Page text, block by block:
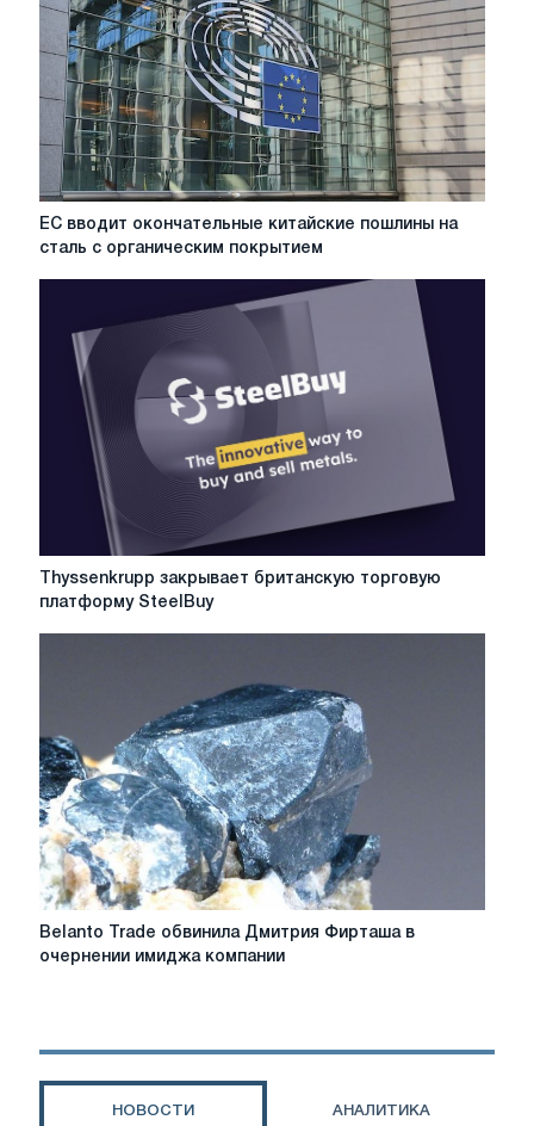
проведенный
Евродепутатами
ЕС
вводит
сталь
органическим
покрытием
ЕС вводит окончательные китайские пошлины на
сталь с органическим покрытием
Thyssenkrupp
закрывает
Thyssenkrupp закрывает британскую торговую
платформу SteelBuy
Belanto
в
Belanto Trade обвинила Дмитрия Фирташа в
очернении имиджа компании
НОВОСТИ АНАЛИТИКА